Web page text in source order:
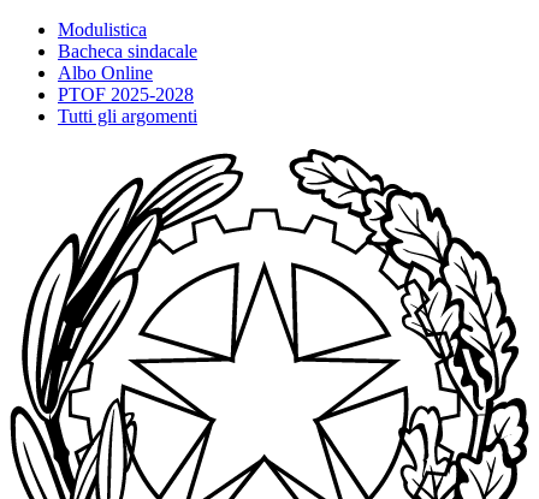
Modulistica
Bacheca sindacale
Albo Online
PTOF 2025-2028
Tutti gli argomenti